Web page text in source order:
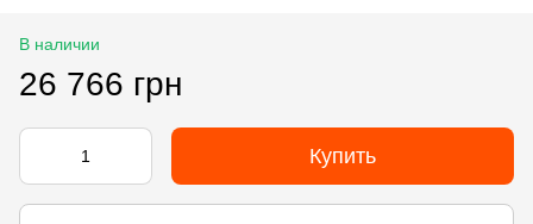
В наличии
26 766 грн
Купить